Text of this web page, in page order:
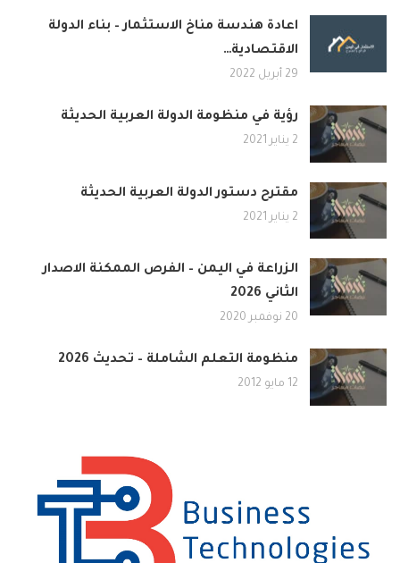
اعادة هندسة مناخ الاستثمار – بناء الدولة
الاقتصادية…
29 أبريل 2022
رؤية في منظومة الدولة العربية الحديثة
2 يناير 2021
مقترح دستور الدولة العربية الحديثة
2 يناير 2021
الزراعة في اليمن – الفرص الممكنة الاصدار
الثاني 2026
20 نوفمبر 2020
منظومة التعلم الشاملة – تحديث 2026
12 مايو 2012